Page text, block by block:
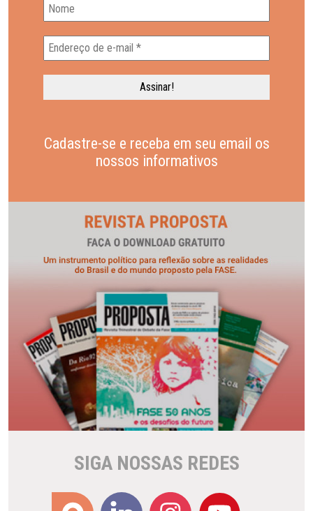
Cadastre-se e receba em seu email os
nossos informativos
SIGA NOSSAS REDES